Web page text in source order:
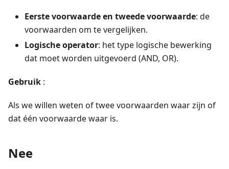
Eerste voorwaarde en tweede voorwaarde: de
voorwaarden om te vergelijken.
Logische operator: het type logische bewerking
dat moet worden uitgevoerd (AND, OR).
Gebruik :
Als we willen weten of twee voorwaarden waar zijn of
dat één voorwaarde waar is.
Nee